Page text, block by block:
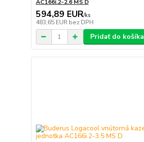
AC166i.2-2.6 MS D
594,89 EUR/ks
483,65 EUR bez DPH
Pridať do košíka